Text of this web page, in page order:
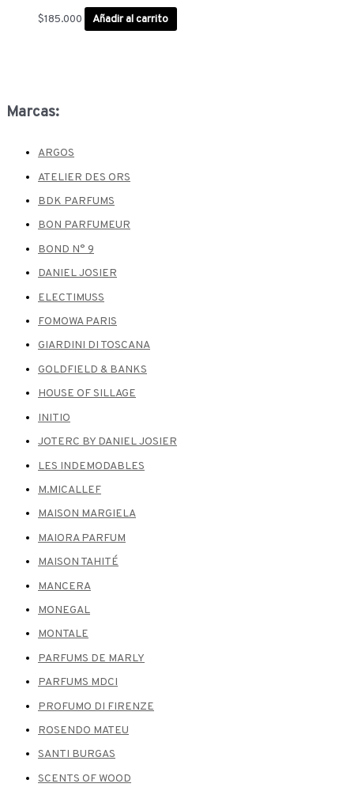
Marcas:
ARGOS
ATELIER DES ORS
BDK PARFUMS
BON PARFUMEUR
BOND N° 9
DANIEL JOSIER
ELECTIMUSS
FOMOWA PARIS
GIARDINI DI TOSCANA
GOLDFIELD & BANKS
HOUSE OF SILLAGE
INITIO
JOTERC BY DANIEL JOSIER
LES INDEMODABLES
M.MICALLEF
MAISON MARGIELA
MAIORA PARFUM
MAISON TAHITÉ
MANCERA
MONEGAL
MONTALE
PARFUMS DE MARLY
PARFUMS MDCI
PROFUMO DI FIRENZE
ROSENDO MATEU
SANTI BURGAS
SCENTS OF WOOD
$185.000 Añadir al carrito